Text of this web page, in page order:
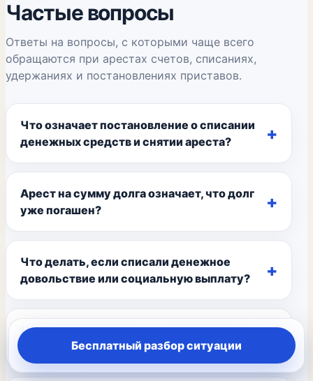
Частые вопросы
Ответы на вопросы, с которыми чаще всего
обращаются при арестах счетов, списаниях,
удержаниях и постановлениях приставов.
Что означает постановление о списании
денежных средств и снятии ареста?
Арест на сумму долга означает, что долг
уже погашен?
Что делать, если списали денежное
довольствие или социальную выплату?
Можно ли снять арест с недвижимости
супруга должника?
Бесплатный разбор ситуации